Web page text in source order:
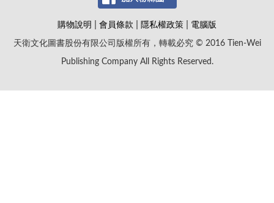
購物說明 會員條款 隱私權政策
電腦版
天衛文化圖書股份有限公司版權所有，轉載必究 © 2016 Tien-Wei
Publishing Company All Rights Reserved.